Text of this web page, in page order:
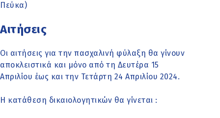
Πεύκα)
Αιτήσεις
Οι αιτήσεις για την πασχαλινή φύλαξη θα γίνουν
αποκλειστικά και μόνο από τη Δευτέρα 15
Απριλίου έως και την Τετάρτη 24 Απριλίου 2024.
Η κατάθεση δικαιολογητικών θα γίνεται :